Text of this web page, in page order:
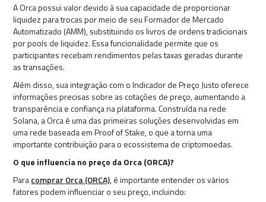
A Orca possui valor devido à sua capacidade de proporcionar
liquidez para trocas por meio de seu Formador de Mercado
Automatizado (AMM), substituindo os livros de ordens tradicionais
por pools de liquidez. Essa funcionalidade permite que os
participantes recebam rendimentos pelas taxas geradas durante
as transações.
Além disso, sua integração com o Indicador de Preço Justo oferece
informações precisas sobre as cotações de preço, aumentando a
transparência e confiança na plataforma. Construída na rede
Solana, a Orca é uma das primeiras soluções desenvolvidas em
uma rede baseada em Proof of Stake, o que a torna uma
importante contribuição para o ecossistema de criptomoedas.
O que influencia no preço da Orca (ORCA)?
Paracomprar Orca (ORCA), é importante entender os vários
fatores podem influenciar o seu preço, incluindo: